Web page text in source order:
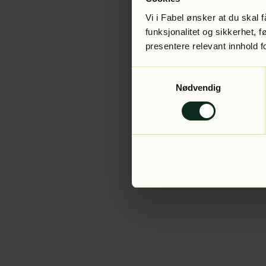
Vi i Fabel ønsker at du skal
funksjonalitet og sikkerhet,
presentere relevant innhold
Nødvendig
Application